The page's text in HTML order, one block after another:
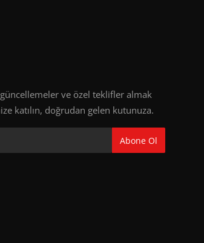
ve özel teklifler almak
katılın, doğrudan gelen kutunuza.
Abone Ol